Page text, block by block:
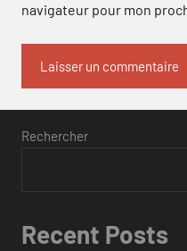
navigateur pour mon
Rechercher
Recent Posts